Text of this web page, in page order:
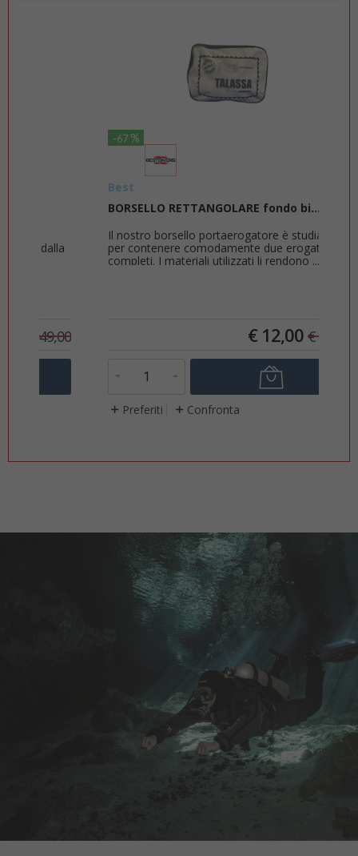
BORSELLO RETTANGOLARE fondo bi...
Il nostro borsello portaerogatore è studiato
per contenere comodamente due erogatori
completi. I materiali utilizzati li rendono ...
12,00 € 36,00
Preferiti Confronta